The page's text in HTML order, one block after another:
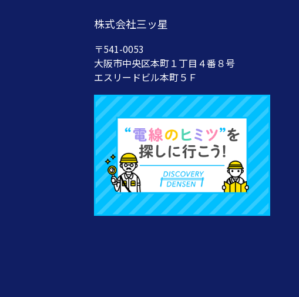
株式会社三ッ星
〒541-0053
大阪市中央区本町１丁目４番８号
エスリードビル本町５Ｆ